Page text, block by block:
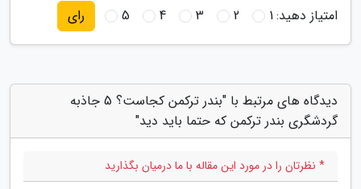
امتیاز دهید:1
2
3
4
5 رای
دیدگاه های مرتبط با "بندر ترکمن کجاست؟ 5 جاذبه
گردشگری بندر ترکمن که حتما باید دید"
* نظرتان را در مورد این مقاله با ما درمیان بگذارید